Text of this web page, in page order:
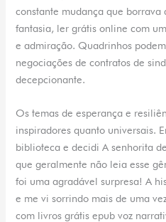
constante mudança que
fantasia, ler grátis online com
e admiração. Quadrinhos
negociações de contratos de
decepcionante.
Os temas de esperança e
inspiradores quanto universais.
biblioteca e decidi A senhorita
que geralmente não leia esse
foi uma agradável surpresa! A
e me vi sorrindo mais de uma
com livros grátis epub voz